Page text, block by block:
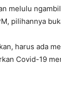
melulu
pilihannya
harus ada
Covid-19